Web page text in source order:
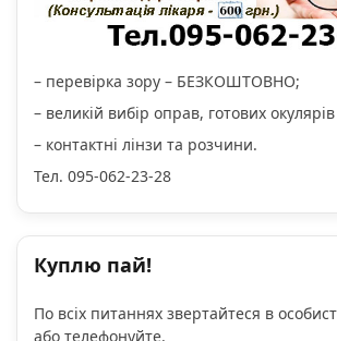
– перевірка зору – БЕЗКОШТОВНО;
– великій вибір оправ, готових
– контактні лінзи та розчини.
Тел. 095-062-23-28
Куплю пай!
По всіх питаннях звертайтеся в
або телефонуйте.